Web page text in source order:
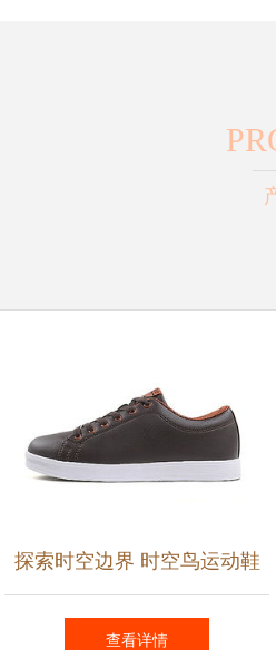
探索时空边界 时空鸟运动鞋
最新产品全面解析
查看详情